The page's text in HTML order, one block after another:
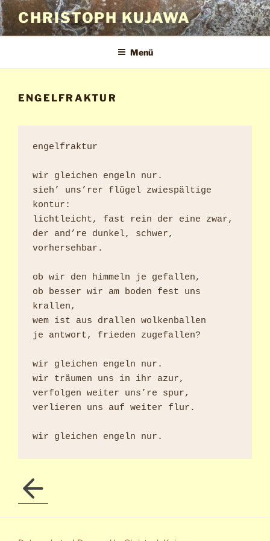
Zum
Inhalt
springen
CHRISTOPH KUJAWA
Menü
ENGELFRAKTUR
engelfraktur
wir gleichen engeln nur.
sieh’ uns’rer flügel zwiespältige
kontur:
lichtleicht, fast rein der eine zwar,
der and’re dunkel, schwer,
vorhersehbar.
ob wir den himmeln je gefallen,
ob besser wir am boden fest uns
krallen,
wem ist aus drallen wolkenballen
je antwort, frieden zugefallen?
wir gleichen engeln nur.
wir träumen uns in ihr azur,
verfolgen weiter uns’re spur,
verlieren uns auf weiter flur.